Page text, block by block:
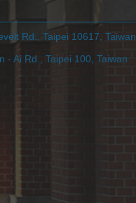
Rd., Taipei 10617, Taiwan
Rd., Taipei 100, Taiwan